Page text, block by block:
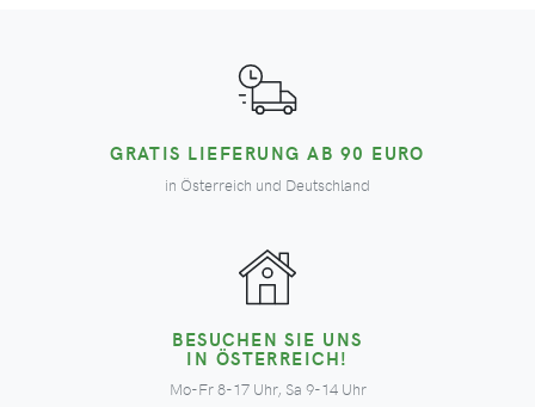
GRATIS LIEFERUNG AB 90 EURO
in Österreich und Deutschland
BESUCHEN SIE UNS
IN ÖSTERREICH!
Mo-Fr 8-17 Uhr, Sa 9-14 Uhr